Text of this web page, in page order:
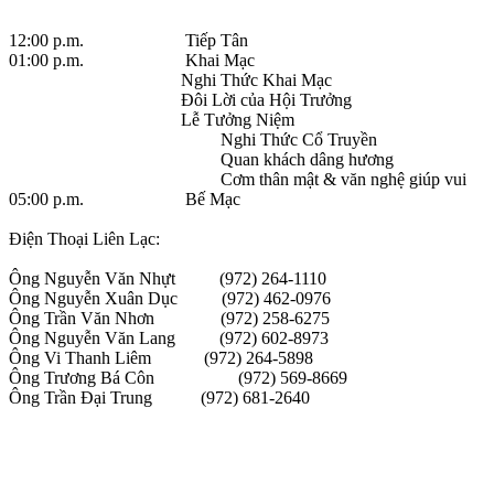
12:00 p.m.
Tiếp Tân
01:00 p.m.
Khai Mạc
Nghi Thức Khai Mạc
Ðôi Lời của Hội Trưởng
Lễ Tưởng Niệm
Nghi Thức Cổ Truyền
Quan khách dâng hương
Cơm thân mật & văn nghệ giúp vui
05:00 p.m.
Bế Mạc
Ðiện Thoại Liên Lạc:
Ông Nguyễn Văn Nhựt
(972) 264-1110
Ông Nguyễn Xuân Dục
(972) 462-0976
Ông Trần Văn Nhơn
(972) 258-6275
Ông Nguyễn Văn Lang
(972) 602-8973
Ông Vi Thanh Liêm
(972) 264-5898
Ông Trương Bá Côn
(972) 569-8669
Ông Trần Ðại Trung
(972) 681-2640